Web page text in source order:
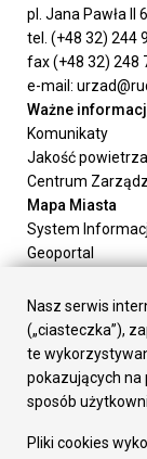
pl. Jana Pawła II
tel. (+48 32) 244
fax (+48 32) 248
e-mail:
Ważne
Komunikaty
Jakość powietrza
Centrum
Mapa Miasta
System
Geoportal
Załatw sprawę
Prezydent Miasta
Rada Miasta
Wydziały
Elektroniczna
Gospodarka
Nasz serwis
(„ciasteczka”),
te
pokazujących na
sposób
Pliki cookies